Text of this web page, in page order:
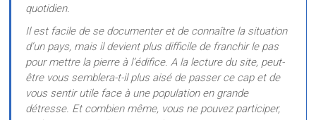
quotidien.
Il est facile de se documenter et de connaître la situation
d’un pays, mais il devient plus difficile de franchir le pas
pour mettre la pierre à l’édifice. A la lecture du site, peut-
être vous semblera-t-il plus aisé de passer ce cap et de
vous sentir utile face à une population en grande
détresse. Et combien même, vous ne pouvez participer,